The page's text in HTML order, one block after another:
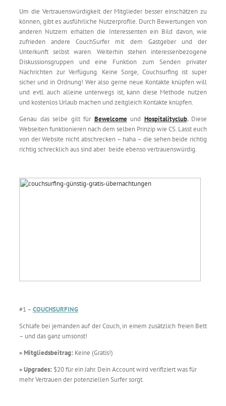
Um die Vertrauenswürdigkeit der Mitglieder besser einschätzen zu
können, gibt es ausführliche Nutzerprofile. Durch Bewertungen von
anderen Nutzern erhalten die Interessenten ein Bild davon, wie
zufrieden andere CouchSurfer mit dem Gastgeber und der
Unterkunft selbst waren. Weiterhin stehen interessenbezogene
Diskussionsgruppen und eine Funktion zum Senden privater
Nachrichten zur Verfügung. Keine Sorge, Couchsurfing ist super
sicher und in Ordnung! Wer also gerne neue Kontakte knüpfen will
und evtl. auch alleine unterwegs ist, kann diese Methode nutzen
und kostenlos Urlaub machen und zeitgleich Kontakte knüpfen.
Genau das selbe gilt für Bewelcomeund Hospitalityclub. Diese
Webseiten funktionieren nach dem selben Prinzip wie CS. Lasst euch
von der Website nicht abschrecken – haha – die sehen beide richtig
richtig schrecklich aus sind aber beide ebenso vertrauenswürdig.
#1 – COUCHSURFING
Schlafe bei jemanden auf der Couch, in einem zusätzlich freien Bett
– und das ganz umsonst!
» Mitgliedsbeitrag: Keine (Gratis!)
» Upgrades: $20 für ein Jahr. Dein Account wird verifiziert was für
mehr Vertrauen der potenziellen Surfer sorgt.